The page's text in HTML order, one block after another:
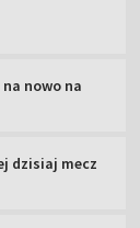
na nowo na
dzisiaj mecz